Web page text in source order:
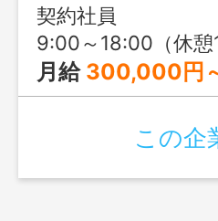
契約社員
9:00～18:00（休憩
月給 300,000円～
この企